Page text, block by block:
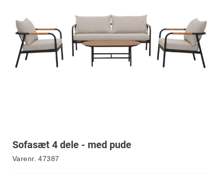
Sofasæt 4 dele - med pude
Varenr. 47387